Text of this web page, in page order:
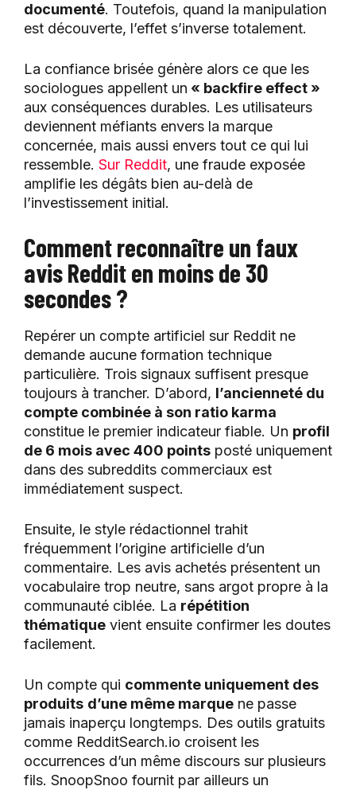
documenté. Toutefois, quand la manipulation
est découverte, l’effet s’inverse totalement.
La confiance brisée génère alors ce que les
sociologues appellent un « backfire effect »
aux conséquences durables. Les utilisateurs
deviennent méfiants envers la marque
concernée, mais aussi envers tout ce qui lui
ressemble. Sur Reddit, une fraude exposée
amplifie les dégâts bien au-delà de
l’investissement initial.
Comment reconnaître un faux
avis Reddit en moins de 30
secondes ?
Repérer un compte artificiel sur Reddit ne
demande aucune formation technique
particulière. Trois signaux suffisent presque
toujours à trancher. D’abord, l’ancienneté du
compte combinée à son ratio karma
constitue le premier indicateur fiable. Un profil
de 6 mois avec 400 points posté uniquement
dans des subreddits commerciaux est
immédiatement suspect.
Ensuite, le style rédactionnel trahit
fréquemment l’origine artificielle d’un
commentaire. Les avis achetés présentent un
vocabulaire trop neutre, sans argot propre à la
communauté ciblée. La répétition
thématique vient ensuite confirmer les doutes
facilement.
Un compte qui commente uniquement des
produits d’une même marque ne passe
jamais inaperçu longtemps. Des outils gratuits
comme RedditSearch.io croisent les
occurrences d’un même discours sur plusieurs
fils. SnoopSnoo fournit par ailleurs un